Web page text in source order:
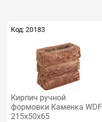
Код: 20183
Кирпич ручной
формовки Каменка WDF
215x50x65